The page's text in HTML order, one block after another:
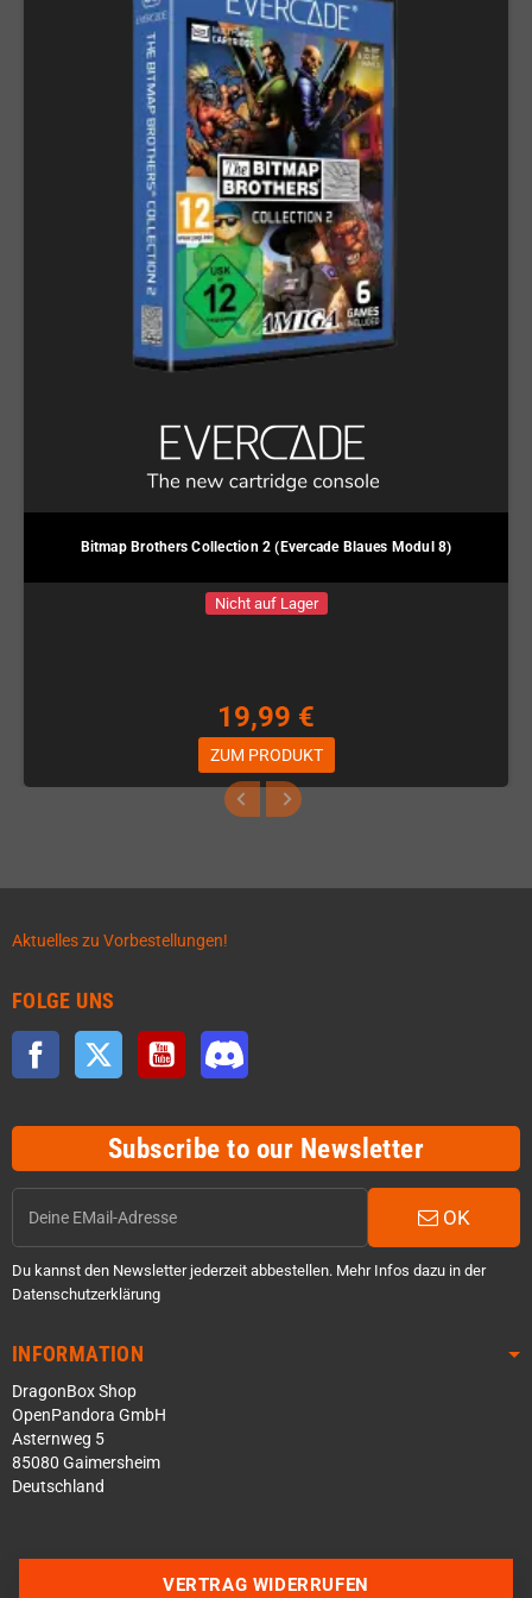
Bitmap Brothers Collection 2 (Evercade Blaues Modul 8)
Nicht auf Lager
19,99 €
ZUM PRODUKT
Aktuelles zu Vorbestellungen!
FOLGE UNS
Facebook Twitter YouTube
Subscribe to our Newsletter
OK
Du kannst den Newsletter jederzeit abbestellen. Mehr Infos dazu in der
Datenschutzerklärung
INFORMATION
DragonBox Shop
OpenPandora GmbH
Asternweg 5
85080 Gaimersheim
Deutschland
VERTRAG WIDERRUFEN